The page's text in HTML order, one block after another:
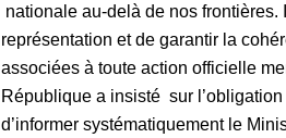
nationale au-delà de nos frontières.
représentation et de garantir la
associées à toute action officielle
République a insisté sur
d’informer systématiquement le